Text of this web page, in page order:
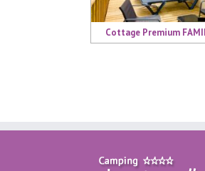
Cottage Premium